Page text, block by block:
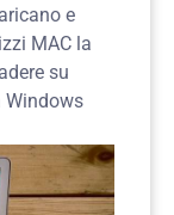
e
MAC la
su
Windows